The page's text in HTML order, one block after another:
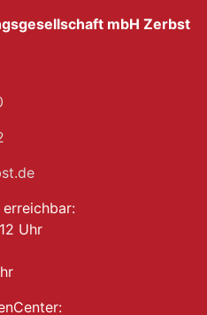
mbH Zerbst
Uhr